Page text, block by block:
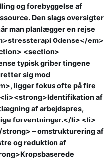
og forebyggelse af
Den slags oversigter
man planlægger en rejse
Odense</em>
<section>
typisk griber tingene
sig mod
ligger fokus ofte på fire
af
af arbejdspres,
forventninger.</li> <li>
– omstrukturering af
og reduktion af